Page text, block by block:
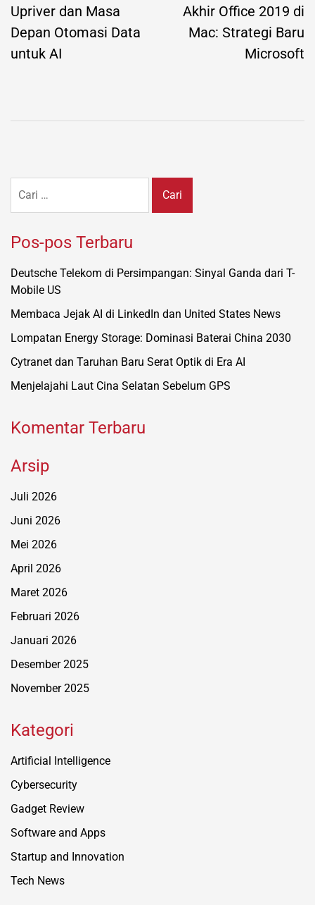
pos
Upriver dan Masa
Depan Otomasi Data
untuk AI
Akhir Office 2019 di
Mac: Strategi Baru
Microsoft
untuk:
Pos-pos Terbaru
Deutsche Telekom di Persimpangan: Sinyal Ganda dari T-
Mobile US
Membaca Jejak AI di LinkedIn dan United States News
Lompatan Energy Storage: Dominasi Baterai China 2030
Cytranet dan Taruhan Baru Serat Optik di Era AI
Menjelajahi Laut Cina Selatan Sebelum GPS
Komentar Terbaru
Arsip
Juli 2026
Juni 2026
Mei 2026
April 2026
Maret 2026
Februari 2026
Januari 2026
Desember 2025
November 2025
Kategori
Artificial Intelligence
Cybersecurity
Gadget Review
Software and Apps
Startup and Innovation
Tech News